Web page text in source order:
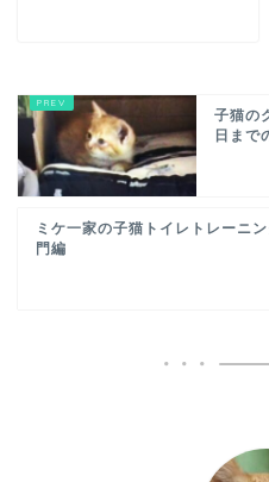
子猫の
日まで
ミケ一家の子猫トイレトレーニ
門編